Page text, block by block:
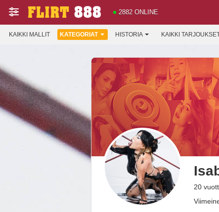
2882 ONLINE
KAIKKI MALLIT KATEGORIAT HISTORIA KAIKKI
20